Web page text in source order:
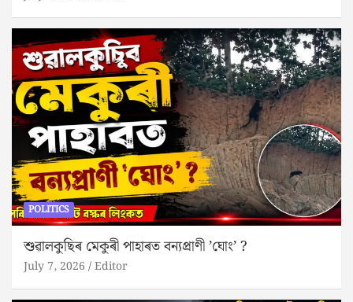
POLITICS
শুৱালকুছিৰ মেকুৰী পাহাৰত বন্যপ্ৰাণী ’ঘোং’ ?
July 7, 2026 Editor